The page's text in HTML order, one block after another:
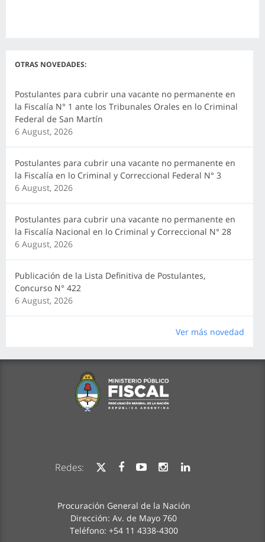
OTRAS NOVEDADES:
Postulantes para cubrir una vacante no permanente en
la Fiscalía N° 1 ante los Tribunales Orales en lo Criminal
Federal de San Martín
6 August, 2026
Postulantes para cubrir una vacante no permanente en
la Fiscalía en lo Criminal y Correccional Federal N° 3
6 August, 2026
Postulantes para cubrir una vacante no permanente en
la Fiscalía Nacional en lo Criminal y Correccional N° 28
6 August, 2026
Publicación de la Lista Definitiva de Postulantes,
Concurso N° 422
6 August, 2026
Ver más novedad
Redes:
Procuración General de la Nación
Dirección: Av. de Mayo 760
Teléfono: +54 11 4338-4300